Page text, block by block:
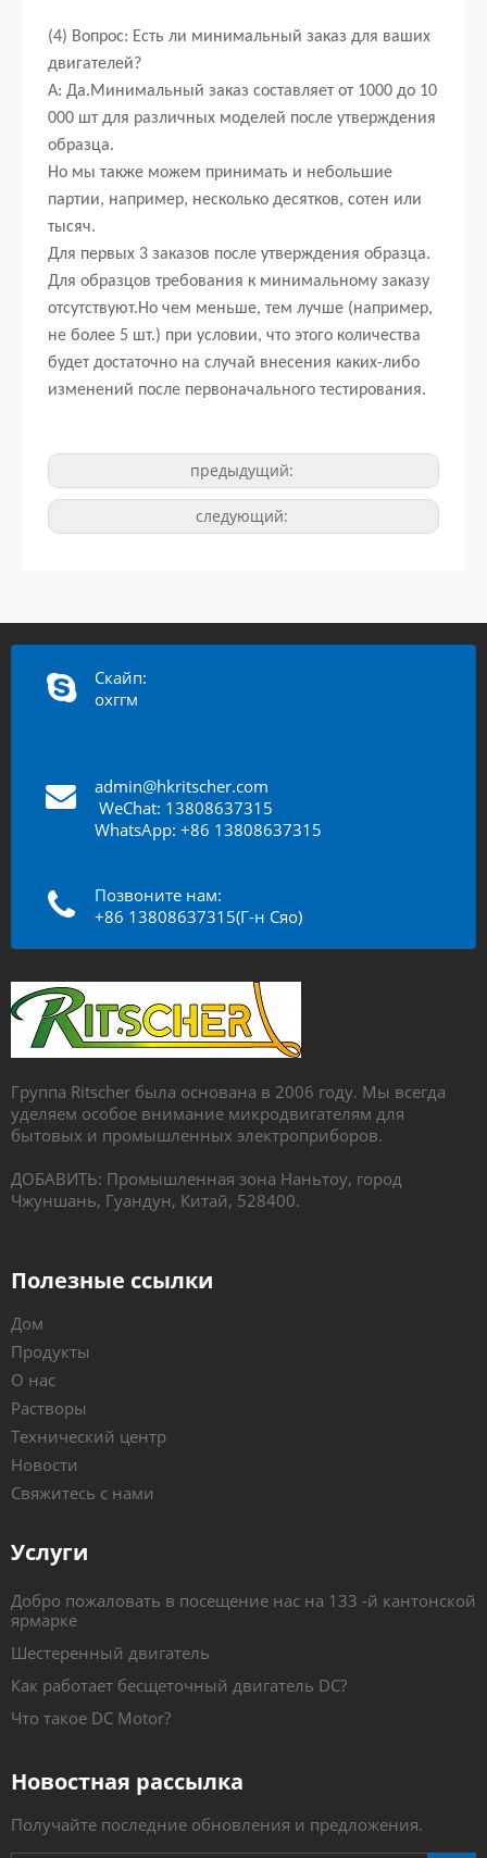
(4) Вопрос: Есть ли минимальный заказ для ваших
двигателей?
А: Да.Минимальный заказ составляет от 1000 до 10
000 шт для различных моделей после утверждения
образца.
Но мы также можем принимать и небольшие
партии, например, несколько десятков, сотен или
тысяч.
Для первых 3 заказов после утверждения образца.
Для образцов требования к минимальному заказу
отсутствуют.Но чем меньше, тем лучше (например,
не более 5 шт.) при условии, что этого количества
будет достаточно на случай внесения каких-либо
изменений после первоначального тестирования.
предыдущий:
следующий:
Скайп:
охггм
admin@hkritscher.com
WeChat: 13808637315
WhatsApp: +86 13808637315
Позвоните нам:
+86 13808637315(Г-н Сяо)
Группа Ritscher была основана в 2006 году. Мы всегда
уделяем особое внимание микродвигателям для
бытовых и промышленных электроприборов.
ДОБАВИТЬ: Промышленная зона Наньтоу, город
Чжуншань, Гуандун, Китай, 528400.
Полезные ссылки
Дом
Продукты
О нас
Растворы
Технический центр
Новости
Свяжитесь с нами
Услуги
Добро пожаловать в посещение нас на 133 -й кантонской
ярмарке
Шестеренный двигатель
Как работает бесщеточный двигатель DC?
Что такое DC Motor?
Новостная рассылка
Получайте последние обновления и предложения.